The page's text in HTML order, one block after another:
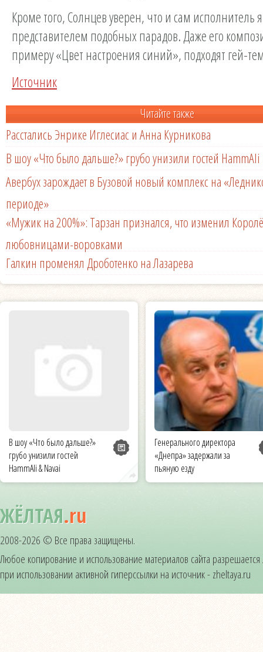
Кроме того, Солнцев уверен, что и сам исполнитель
представителем подобных парадов. Даже его
примеру «Цвет настроения синий», подходят гей-
Источник
Читайте также
Расстались Энрике Иглесиас и Анна Курникова
В шоу «Что было дальше?» грубо унизили гостей HammAli
Авербух зарождает в Бузовой новый комплекс на
периоде»
«Мужик на 200%»: Тарзан признался, что изменил
любовницами-воровками
Галкин променял Дроботенко на Лазарева
В шоу «Что было дальше?»
грубо унизили гостей
HammAli & Navai
Генерального директора
«Днепра» задержали за
пьяную езду
ЖЁЛТАЯ.ru
2008-2026 © Все права защищены.
Любое копирование и использование материалов сайта
при использовании активной гиперссылки на источник - zheltaya.ru